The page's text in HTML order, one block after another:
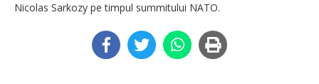
Nicolas Sarkozy pe timpul summitului NATO.